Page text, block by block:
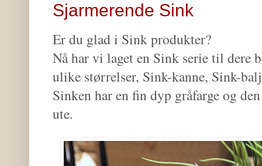
Sjarmerende Sink
Er du glad i Sink produkter?
Nå har vi laget en Sink serie til dere
ulike størrelser, Sink-kanne, Sink-
Sinken har en fin dyp gråfarge og
ute.